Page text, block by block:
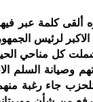
ألقى كلمة عبر
لرئيس
كل مناحي
وصيانة السلم
جاء رغبة